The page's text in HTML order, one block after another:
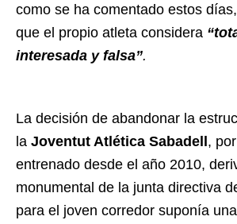
como se ha comentado estos
que el propio atleta considera
interesada y falsa”.
La decisión de abandonar la
la Joventut Atlética Sabadell,
entrenado desde el año 2010,
monumental de la junta directiva
para el joven corredor suponía una